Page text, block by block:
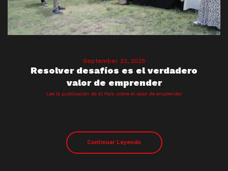
September 23, 2025
Resolver desafíos es el verdadero
valor de emprender
Lee la publicación de El País sobre el valor de emprender
Continuar Leyendo